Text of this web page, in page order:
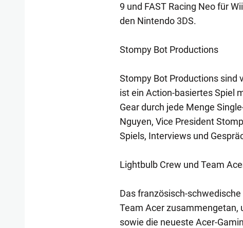
9 und FAST Racing Neo für
den Nintendo 3DS.
Stompy Bot Productions
Stompy Bot Productions sind
ist ein Action-basiertes Spiel
Gear durch jede Menge
Nguyen, Vice President
Spiels, Interviews und
Lightbulb Crew und Team
Das französisch-
Team Acer zusammengetan,
sowie die neueste Acer-